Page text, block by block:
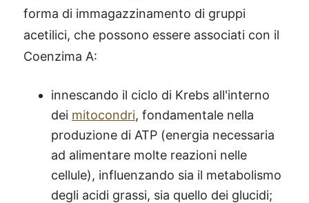
forma di immagazzinamento di gruppi
acetilici, che possono essere associati con il
Coenzima A:
innescando il ciclo di Krebs all'interno
dei mitocondri, fondamentale nella
produzione di ATP (energia necessaria
ad alimentare molte reazioni nelle
cellule), influenzando sia il metabolismo
degli acidi grassi, sia quello dei glucidi;